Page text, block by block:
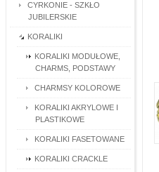
CYRKONIE - SZKŁO
JUBILERSKIE
KORALIKI
KORALIKI MODUŁOWE,
CHARMS, PODSTAWY
CHARMSY KOLOROWE
KORALIKI AKRYLOWE I
PLASTIKOWE
KORALIKI FASETOWANE
KORALIKI CRACKLE